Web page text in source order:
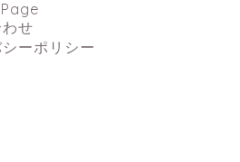
せ
ーポリシー